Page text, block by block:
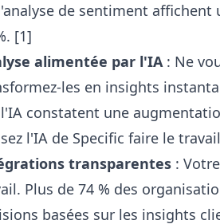
de sentiment
[1]
alimentée par l'IA: Ne
les en insights
constatent une
l'IA de Specific faire le
transparentes :
Plus de 74 % des
basées sur les insights